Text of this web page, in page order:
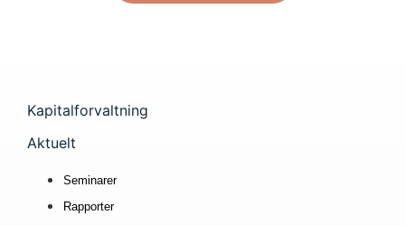
Kapitalforvaltning
Aktuelt
Seminarer
Rapporter